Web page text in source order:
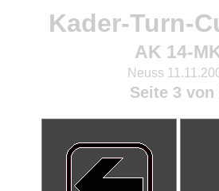
Kader-Turn-
AK 14-
Neuss
Seite 3 von